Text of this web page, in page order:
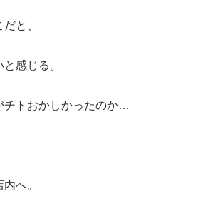
と、
感じる。
チトおかしかったのか…
へ。